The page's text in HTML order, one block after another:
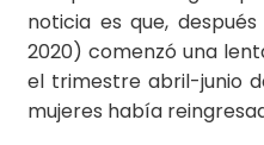
noticia es que,
2020) comenzó una
el trimestre abril-junio
mujeres había